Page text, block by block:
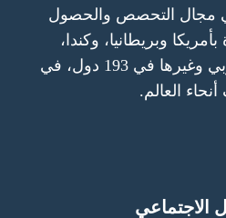
مجال التحصص والحصول
وبريطانيا، وكندا،
واستراليا والخليج العربي وغيرها في 193 دول، في
العالم.
الاجتماعي